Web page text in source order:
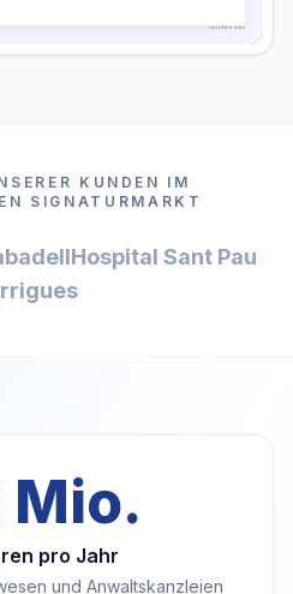
KUNDEN IM
SIGNATURMARKT
Hospital Sant Pau
Mio.
pro Jahr
und Anwaltskanzleien